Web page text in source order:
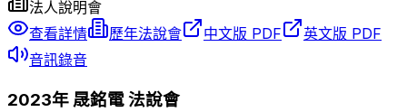
法人說明會
查看詳情
歷年法說會 中文版 PDF
英文版 PDF
音訊錄音
2023年 晟銘電法說會